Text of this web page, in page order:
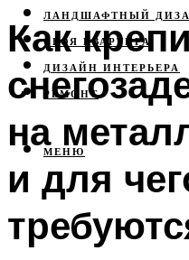
ЛАНДШАФТНЫЙ
СВОЯ КВАРТИРА
ДИЗАЙН ИНТЕРЬЕРА
РЕМОНТ
МЕНЮ
Как
на
и для